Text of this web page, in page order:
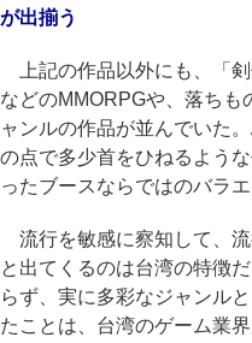
が出揃う
上記の作品以外にも、「剣
などのMMORPGや、落ちも
ャンルの作品が並んでいた
の点で多少首をひねるよう
ったブースならではのバラ
流行を敏感に察知して、
と出てくるのは台湾の特徴
らず、実に多彩なジャンル
たことは、台湾のゲーム業